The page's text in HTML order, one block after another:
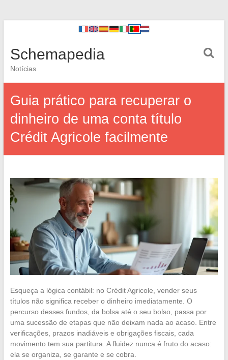
Schemapedia
Notícias
Guia prático para recuperar o
dinheiro de uma conta título
Crédit Agricole facilmente
Esqueça a lógica contábil: no Crédit Agricole, vender seus
títulos não significa receber o dinheiro imediatamente. O
percurso desses fundos, da bolsa até o seu bolso, passa por
uma sucessão de etapas que não deixam nada ao acaso. Entre
verificações, prazos inadiáveis e obrigações fiscais, cada
movimento tem sua partitura. A fluidez nunca é fruto do acaso:
ela se organiza, se garante e se cobra.